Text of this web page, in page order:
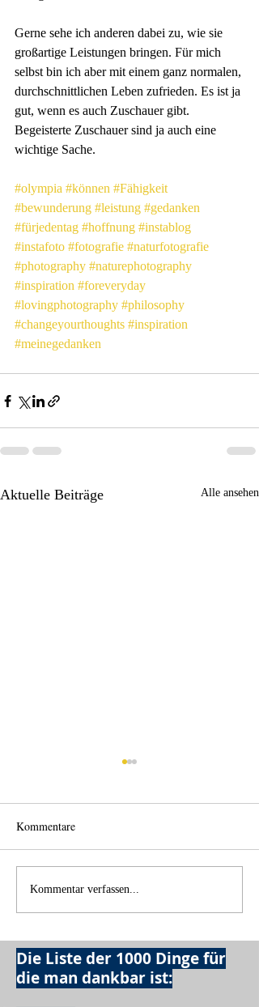
Gerne sehe ich anderen dabei zu, wie sie
großartige Leistungen bringen. Für mich
selbst bin ich aber mit einem ganz normalen,
durchschnittlichen Leben zufrieden. Es ist ja
gut, wenn es auch Zuschauer gibt.
Begeisterte Zuschauer sind ja auch eine
wichtige Sache.
#olympia #können #Fähigkeit
#bewunderung #leistung #gedanken
#fürjedentag #hoffnung #instablog
#instafoto #fotografie #naturfotografie
#photography #naturephotography
#inspiration #foreveryday
#lovingphotography #philosophy
#changeyourthoughts #inspiration
#meinegedanken
Aktuelle Beiträge Alle ansehen
Wie schnell geht es?
Kommentare
Kommentar verfassen...
Die Liste der 1000 Dinge für
die man dankbar ist: